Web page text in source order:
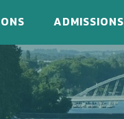
ADMISSIONS